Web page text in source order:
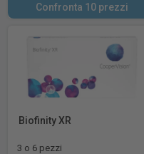
Confronta 10 prezzi
Biofinity XR
3 o 6 pezzi